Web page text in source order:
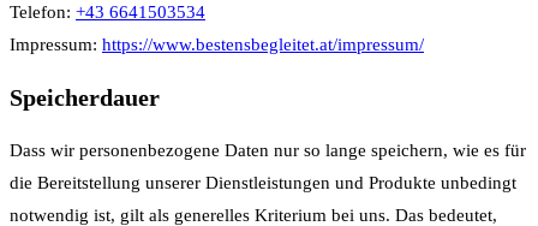
Telefon: +43 6641503534
Impressum: https://www.bestensbegleitet.at/impressum/
Speicherdauer
Dass wir personenbezogene Daten nur so lange speichern, wie es für
die Bereitstellung unserer Dienstleistungen und Produkte unbedingt
notwendig ist, gilt als generelles Kriterium bei uns. Das bedeutet,